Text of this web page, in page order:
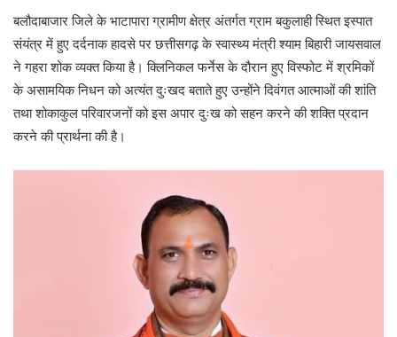
बलौदाबाजार जिले के भाटापारा ग्रामीण क्षेत्र अंतर्गत ग्राम बकुलाही स्थित इस्पात
संयंत्र में हुए दर्दनाक हादसे पर छत्तीसगढ़ के स्वास्थ्य मंत्री श्याम बिहारी जायसवाल
ने गहरा शोक व्यक्त किया है। क्लिनिकल फर्नेस के दौरान हुए विस्फोट में श्रमिकों
के असामयिक निधन को अत्यंत दुःखद बताते हुए उन्होंने दिवंगत आत्माओं की शांति
तथा शोकाकुल परिवारजनों को इस अपार दुःख को सहन करने की शक्ति प्रदान
करने की प्रार्थना की है।